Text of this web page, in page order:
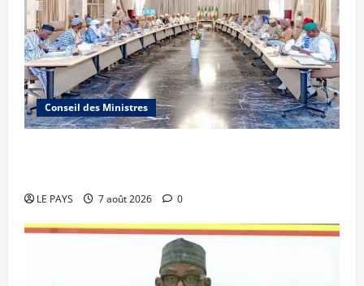
Conseil des Ministres
LE PAYS 7 août 2026 0